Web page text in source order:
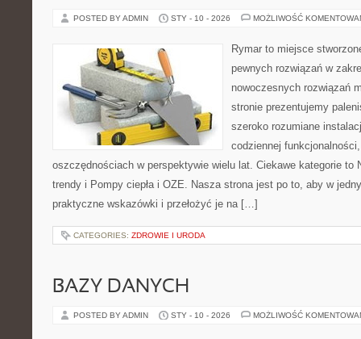
POSTED BY ADMIN STY - 10 - 2026 MOŻLIWOŚĆ
Rymar to miejsce
pewnych rozwiązań w
nowoczesnych rozwiązań
stronie prezentujemy
szeroko rozumiane
codziennej
oszczędnościach w perspektywie wielu lat. Ciekawe kategorie to
trendy i Pompy ciepła i OZE. Nasza strona jest po to, aby w
praktyczne wskazówki i przełożyć je na […]
CATEGORIES: ZDROWIE I URODA
BAZY DANYCH
POSTED BY ADMIN STY - 10 - 2026 MOŻLIWOŚĆ